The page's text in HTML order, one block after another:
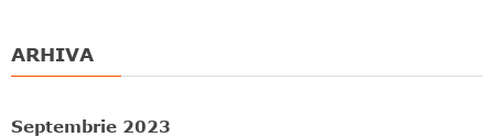
ARHIVA
Septembrie 2023